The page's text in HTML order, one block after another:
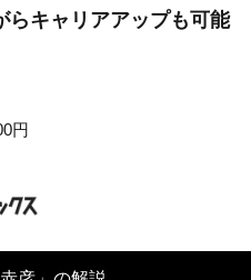
らキャリアアップも可能
円